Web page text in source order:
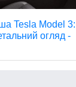
Tesla Model 3:
огляд -